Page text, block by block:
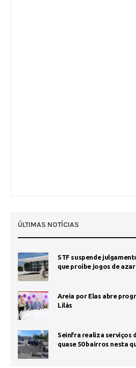
ÚLTIMAS NOTÍCIAS
STF suspende
que proíbe jogos de azar
Areia por Elas abre
Lilás
Seinfra realiza serviços
quase 50 bairros nesta